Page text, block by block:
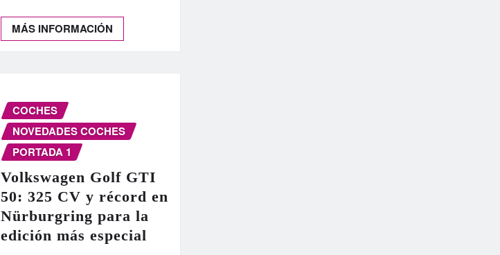
MÁS INFORMACIÓN
COCHES
NOVEDADES COCHES
PORTADA 1
Volkswagen Golf GTI
50: 325 CV y récord en
Nürburgring para la
edición más especial